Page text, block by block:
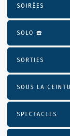
SOIRÉES
SOLO ☎️
SORTIES
SOUS LA
SPECTACLES